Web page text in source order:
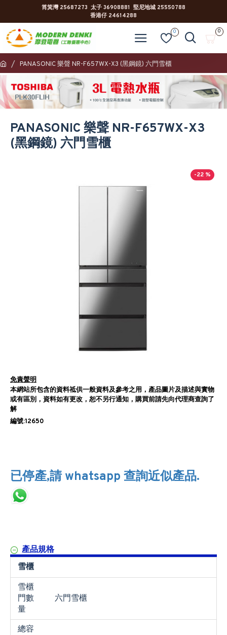
筲箕灣 25687273 太子 36908881 堅尼地城 25550788
香港仔 24614288
0 0
PANASONIC 樂聲 NR-F657WX-X3 (黑鋼鏡) 六門雪櫃
PANASONIC 樂聲 NR-F657WX-X3
(黑鋼鏡) 六門雪櫃
-22 %
免責聲明
本網站所包含的資料祗供一般資料及參考之用，產品圖片及描述與實物
或有區別，資料如有更改，恕不另行通知，購買前請先向代理商查詢了
解
編號:12650
已停產,請 whatsapp 查詢近似產品.
產品規格
雪櫃
雪櫃
門數
量
六門雪櫃
總容